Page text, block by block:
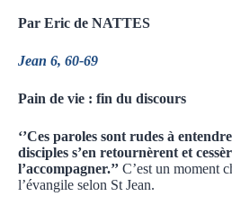
Par Eric de NATTES
Jean 6, 60-69
Pain de vie : fin du discours
‘’Ces paroles sont rudes à
disciples s’en retournèrent et
l’accompagner.’’ C’est un moment
l’évangile selon St Jean.